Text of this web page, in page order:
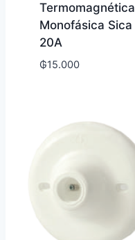
Termomagnética
Monofásica Sica
20A
₲15.000